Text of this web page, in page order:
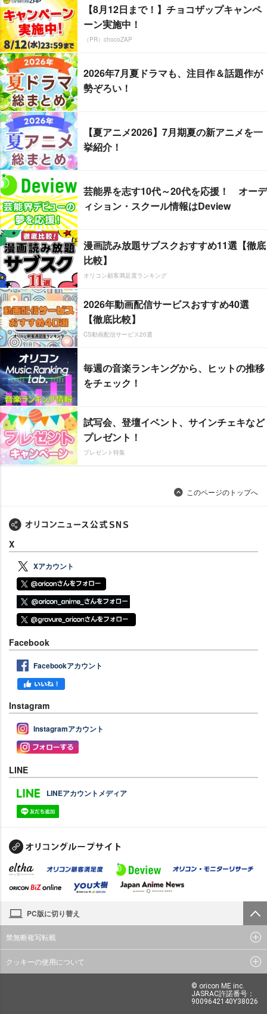
【8月12日まで！】チョコザップキャンペ
ーン実施中！
（PR）chocoZAP
2026年7月夏ドラマも、注目作＆話題作が
勢ぞろい！
【夏アニメ2026】7月期夏の新アニメを一
挙紹介！
芸能界を志す10代～20代を応援！ オーデ
ィション・スクール情報はDeview
漫画読み放題サブスクおすすめ11選【徹底
比較】
オリコン顧客満足度ランキング
2026年動画配信サービスおすすめ40選
【徹底比較】
CS動画配信サービス20選
毎週の音楽ランキングから、ヒットの推移
をチェック！
試写会、登壇イベント、サインチェキなど
プレゼント！
プレゼント特集
このページのトップへ
X
Xアカウント
Facebook
Facebookアカウント
Instagram
Instagramアカウント
LINE
LINEアカウントメディア
PC版に切り替え
禁無断複写転載
クッキーの使用について
© oricon ME inc.
JASRAC許諾番号：
9009642140Y38026